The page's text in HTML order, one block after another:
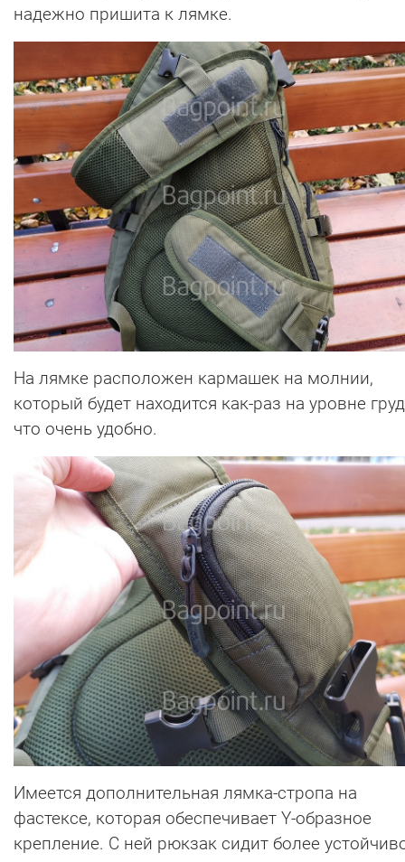
надежно пришита к лямке.
На лямке расположен кармашек на молнии,
который будет находится как-раз на уровне
что очень удобно.
Имеется дополнительная лямка-стропа на
фастексе, которая обеспечивает Y-образное
крепление. С ней рюкзак сидит более